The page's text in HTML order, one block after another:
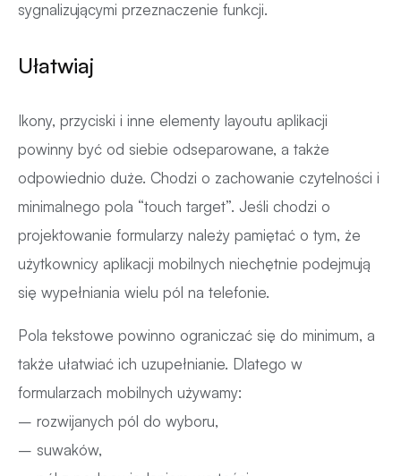
sygnalizującymi przeznaczenie funkcji.
Ułatwiaj
Ikony, przyciski i inne elementy layoutu aplikacji
powinny być od siebie odseparowane, a także
odpowiednio duże. Chodzi o zachowanie czytelności i
minimalnego pola “touch target”. Jeśli chodzi o
projektowanie formularzy należy pamiętać o tym, że
użytkownicy aplikacji mobilnych niechętnie podejmują
się wypełniania wielu pól na telefonie.
Pola tekstowe powinno ograniczać się do minimum, a
także ułatwiać ich uzupełnianie. Dlatego w
formularzach mobilnych używamy:
– rozwijanych pól do wyboru,
– suwaków,